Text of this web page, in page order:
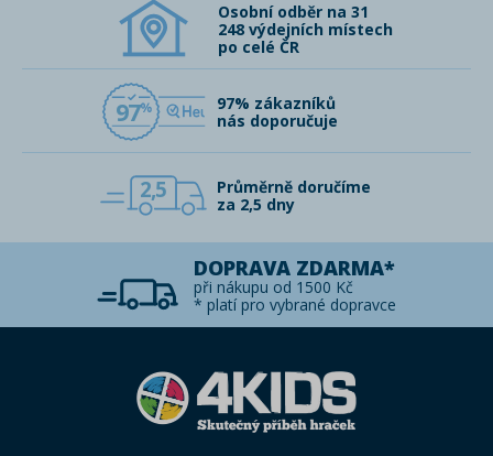
Osobní odběr na 31
248 výdejních místech
po celé ČR
97
97% zákazníků
nás doporučuje
2,5
Průměrně doručíme
za 2,5 dny
DOPRAVA ZDARMA*
při nákupu od 1500 Kč
* platí pro vybrané dopravce